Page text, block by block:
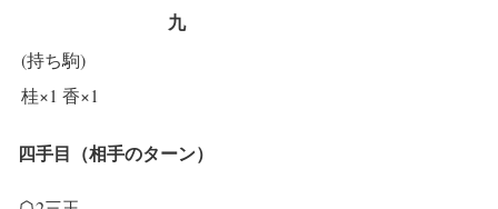
九
(持ち駒)
桂×1 香×1
四手目（相手のターン）